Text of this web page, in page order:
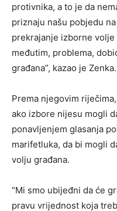
protivnika, a to je da
priznaju našu pobjedu
prekrajanje izborne volje
međutim, problema,
građana”, kazao je Zenka.
Prema njegovim
ako izbore nijesu mogli
ponavljenjem glasanja
marifetluka, da bi mogli
volju građana.
“Mi smo ubijeđni da će
pravu vrijednost koja